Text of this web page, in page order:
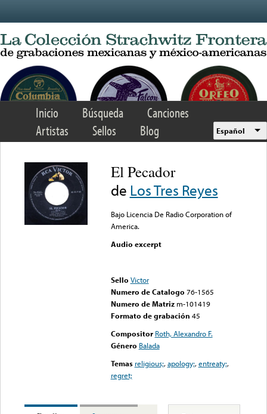
Inicio Búsqueda
Canciones
Artistas
Sellos Blog Español
El Pecador
de Los Tres Reyes
Bajo Licencia De Radio Corporation of
America.
Audio excerpt
Sello Victor
Numero de Catalogo 76-1565
Numero de Matriz m-101419
Formato de grabación 45
Compositor Roth, Alexandro F.
Género Balada
Temas religious;,apology;,entreaty;,
regret;